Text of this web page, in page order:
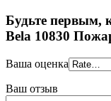
Будьте первым,
Bela 10830
Ваша оценка
Ваш отзыв